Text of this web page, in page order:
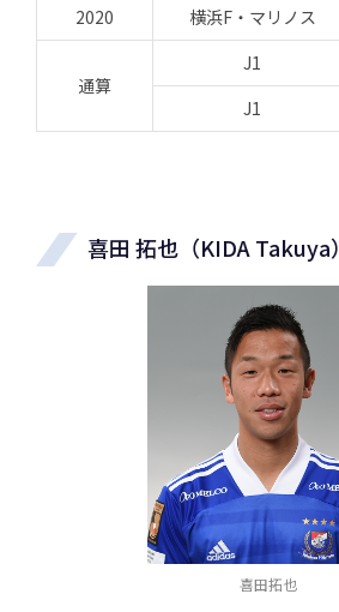
2020
横浜F・マリノス
通算
J1
J1
喜田 拓也（KIDA Takuya）
喜田拓也